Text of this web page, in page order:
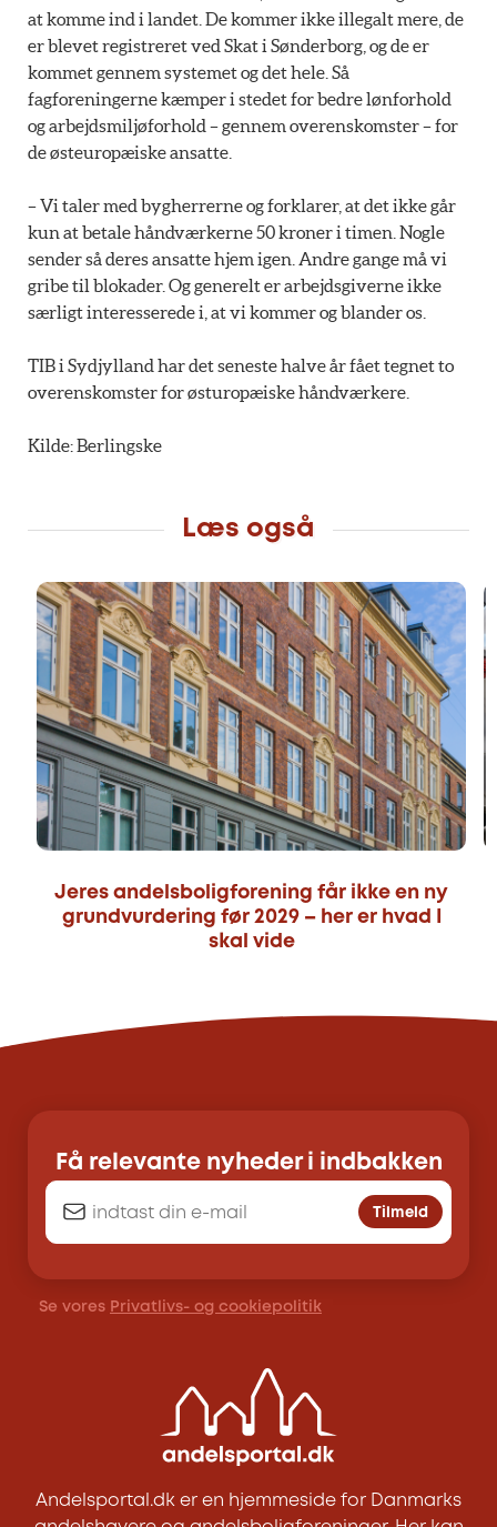
at komme ind i landet. De kommer ikke illegalt mere, de
er blevet registreret ved Skat i Sønderborg, og de er
kommet gennem systemet og det hele. Så
fagforeningerne kæmper i stedet for bedre lønforhold
og arbejdsmiljøforhold – gennem overenskomster – for
de østeuropæiske ansatte.
– Vi taler med bygherrerne og forklarer, at det ikke går
kun at betale håndværkerne 50 kroner i timen. Nogle
sender så deres ansatte hjem igen. Andre gange må vi
gribe til blokader. Og generelt er arbejdsgiverne ikke
særligt interesserede i, at vi kommer og blander os.
TIB i Sydjylland har det seneste halve år fået tegnet to
overenskomster for østuropæiske håndværkere.
Kilde: Berlingske
Læs også
Jeres andelsboligforening får ikke en ny
grundvurdering før 2029 – her er hvad I
skal vide
Få relevante nyheder i indbakken
Tilmeld
Se vores Privatlivs- og cookiepolitik
Andelsportal.dk er en hjemmeside for Danmarks